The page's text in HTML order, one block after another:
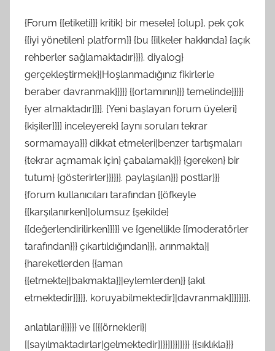
{Forum {{etiketi}}} kritik} bir mesele} {olup}, pek çok
{{iyi yönetilen} platform}} {bu {{ilkeler hakkında} {açık
rehberler sağlamaktadır}}}}. diyalog}
gerçekleştirmek}|Hoşlanmadığınız fikirlerle
beraber davranmak}}}}} {{ortamının}}} temelinde}}}}}
{yer almaktadır}}}}. {Yeni başlayan forum üyeleri}
{kişiler}}}} inceleyerek} {aynı soruları tekrar
sormamaya}}} dikkat etmeleri|benzer tartışmaları
{tekrar açmamak için} çabalamak}}} {gereken} bir
tutum} {gösterirler}}}}}}. paylaşılan}}} postlar}}}
{forum kullanıcıları tarafından {{öfkeyle
{{karşılanırken}|olumsuz {şekilde}
{{değerlendirilirken}}}}} ve {genellikle {{moderatörler
tarafından}}} çıkartıldığından}}}, arınmakta}|
{hareketlerden {{aman
{{etmekte}|bakmakta}}|eylemlerden}} {akıl
etmektedir}}}}}, koruyabilmektedir}|davranmak]]}}}}}}.
anlatıları}}}}}} ve [[{{örnekleri}|
[[sayılmaktadırlar|gelmektedir]]}}]]}}]]}}} {{sıklıkla}}}